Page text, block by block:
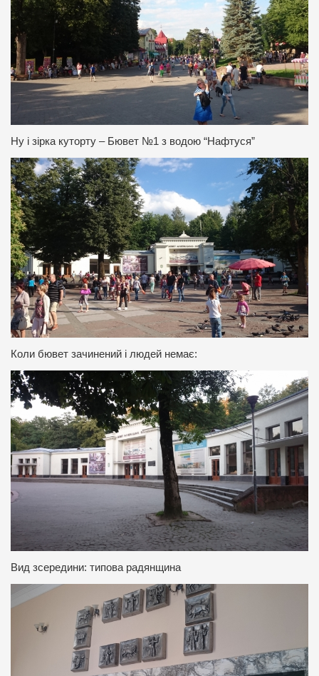
Ну і зірка куторту – Бювет №1 з водою “Нафтуся”
Коли бювет зачинений і людей немає:
Вид зсередини: типова радянщина